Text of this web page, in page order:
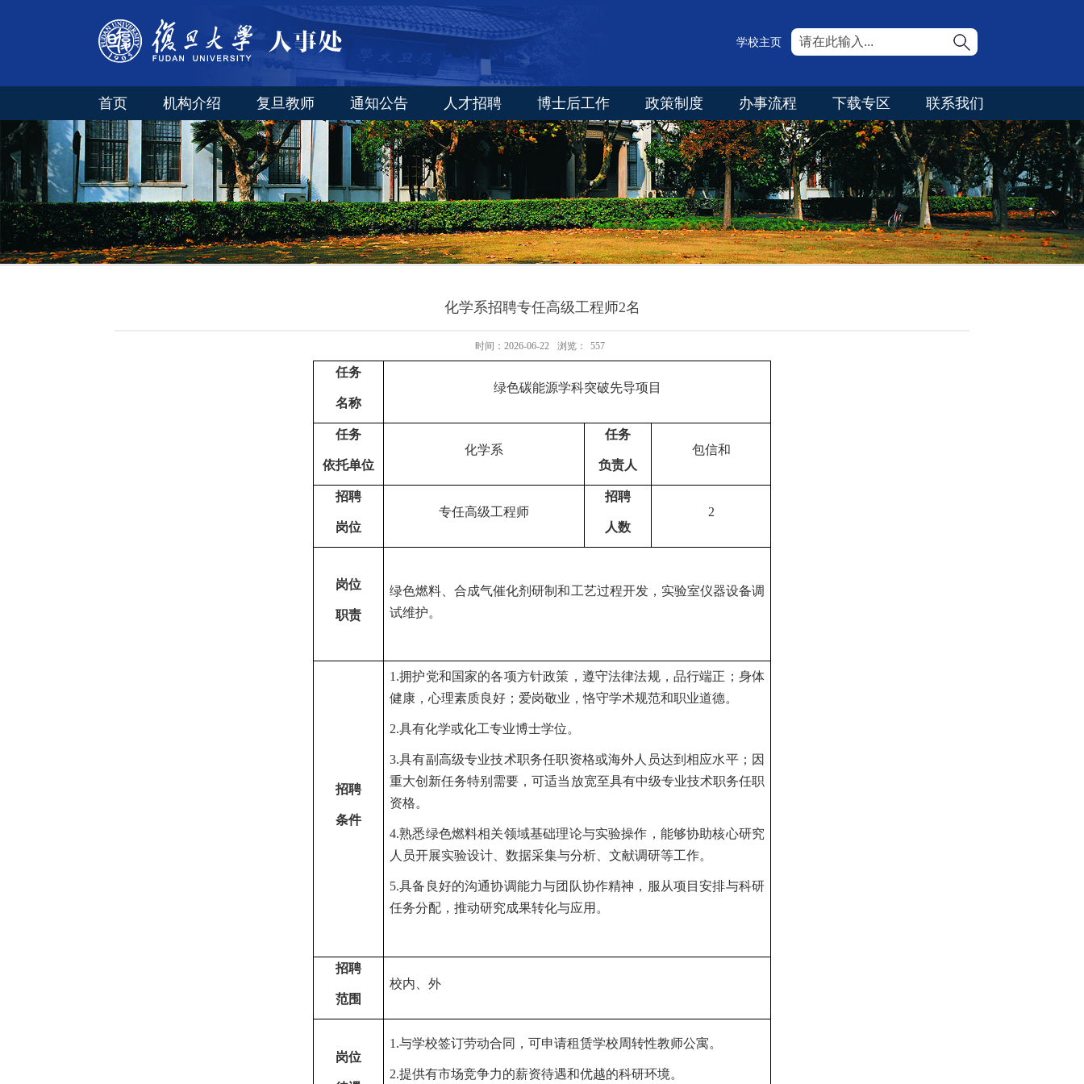
学校主页
首页 机构介绍 复旦教师 通知公告 人才招聘 博士后工作 政策制度 办事流程 下载专区 联系我们
化学系招聘专任高级工程师2名
时间：2026-06-22 浏览： 557
任务
名称
绿色碳能源学科突破先导项目
任务
依托单位
化学系
任务
负责人
包信和
招聘
岗位
专任高级工程师
招聘
人数
2
岗位
职责
绿色燃料、合成气催化剂研制和工艺过程开发，实验室仪器设备调
试维护。
招聘
条件
1.拥护党和国家的各项方针政策，遵守法律法规，品行端正；身体
健康，心理素质良好；爱岗敬业，恪守学术规范和职业道德。
2.具有化学或化工专业博士学位。
3.具有副高级专业技术职务任职资格或海外人员达到相应水平；因
重大创新任务特别需要，可适当放宽至具有中级专业技术职务任职
资格。
4.熟悉绿色燃料相关领域基础理论与实验操作，能够协助核心研究
人员开展实验设计、数据采集与分析、文献调研等工作。
5.具备良好的沟通协调能力与团队协作精神，服从项目安排与科研
任务分配，推动研究成果转化与应用。
招聘
范围
校内、外
岗位
1.与学校签订劳动合同，可申请租赁学校周转性教师公寓。
2.提供有市场竞争力的薪资待遇和优越的科研环境。